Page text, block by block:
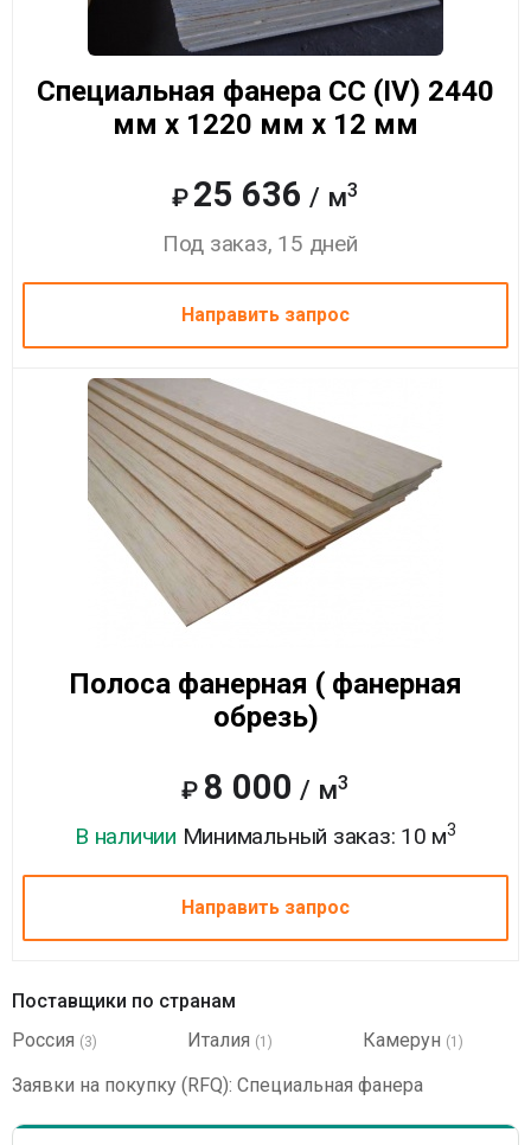
Специальная фанера CC (IV) 2440
мм x 1220 мм x 12 мм
₽ 25 636 / м3
Под заказ, 15 дней
Направить запрос
Полоса фанерная ( фанерная
обрезь)
₽ 8 000 / м3
В наличии Минимальный заказ: 10 м3
Направить запрос
Поставщики по странам
Россия (3) Италия (1) Камерун (1)
Заявки на покупку (RFQ): Специальная фанера